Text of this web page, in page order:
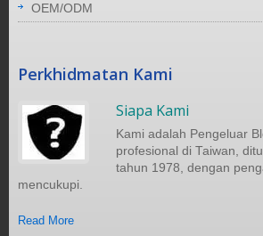
OEM/ODM
Perkhidmatan Kami
Siapa Kami
Kami adalah Pengeluar
profesional di Taiwan,
tahun 1978, dengan
mencukupi.
Read More